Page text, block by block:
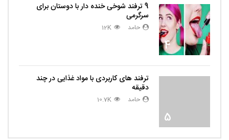
4
9 ترفند شوخی خنده دار با دوستان برای
سرگرمی
حامد 12K
5
ترفند های کاربردی با مواد غذایی در چند
دقیقه
حامد 10.7K